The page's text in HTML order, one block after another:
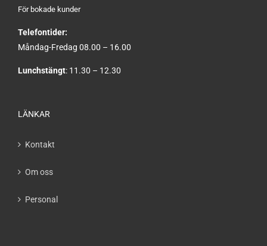
För bokade kunder
Telefontider:
Måndag-Fredag 08.00 – 16.00
Lunchstängt: 11.30 – 12.30
LÄNKAR
Kontakt
Om oss
Personal